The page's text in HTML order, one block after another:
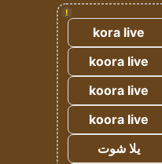
!
kora live
koora live
koora live
koora live
يلا شوت